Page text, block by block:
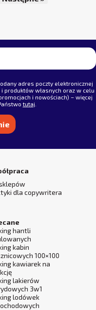
adres poczty elektronicznej
produktów własnych oraz w celu
i nowościach) – więcej
tutaj
dla copywritera
hantli
kabin
100×100
kawiarek na
lakierów
3w1
lodówek